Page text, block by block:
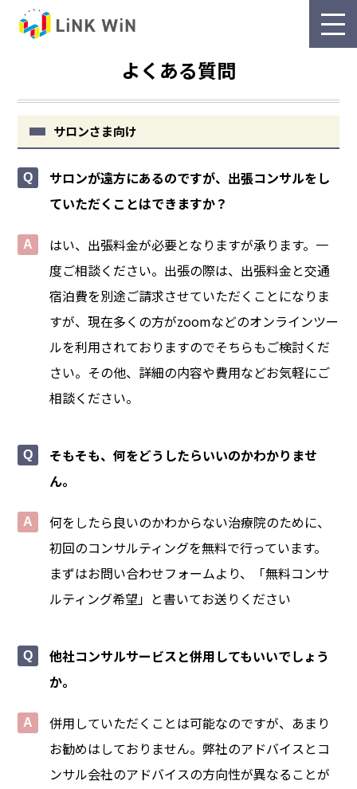
よくある質問
サロンさま向け
サロンが遠方にあるのですが、出張コンサルをし
ていただくことはできますか？
はい、出張料金が必要となりますが承ります。一
度ご相談ください。出張の際は、出張料金と交通
宿泊費を別途ご請求させていただくことになりま
すが、現在多くの方がzoomなどのオンラインツー
ルを利用されておりますのでそちらもご検討くだ
さい。その他、詳細の内容や費用などお気軽にご
相談ください。
そもそも、何をどうしたらいいのかわかりませ
ん。
何をしたら良いのかわからない治療院のために、
初回のコンサルティングを無料で行っています。
まずはお問い合わせフォームより、「無料コンサ
ルティング希望」と書いてお送りください
他社コンサルサービスと併用してもいいでしょう
か。
併用していただくことは可能なのですが、あまり
お勧めはしておりません。弊社のアドバイスとコ
ンサル会社のアドバイスの方向性が異なることが